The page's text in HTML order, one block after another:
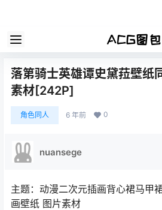
落第骑士英雄谭史黛菈壁纸
素材[242P]
角色同人 6 年前 0
nuansege
主题：动漫二次元插画背心裙马甲
画壁纸 图片素材